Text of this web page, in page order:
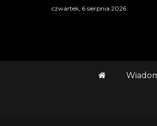
czwartek, 6 sierpnia 2026